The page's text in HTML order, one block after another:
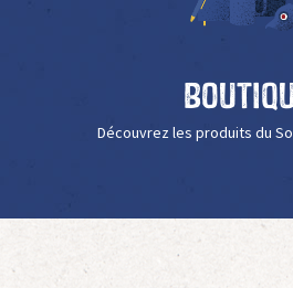
Découvrez les produits du